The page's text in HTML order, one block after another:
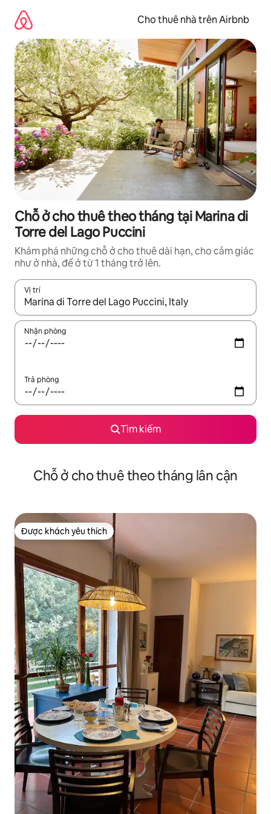
dung
Cho thuê nhà trên Airbnb
Chỗ ở cho thuê theo tháng tại Marina di
Torre del Lago Puccini
Khám phá những chỗ ở cho thuê dài hạn, cho cảm giác
như ở nhà, để ở từ 1 tháng trở lên.
Vị trí
Khi có kết quả, hãy điều hướng bằng phím mũi tên lên và
Nhận phòng
Trả phòng
Tìm kiếm
Chỗ ở cho thuê theo tháng lân cận
Được khách yêu thích
Được khách yêu thích